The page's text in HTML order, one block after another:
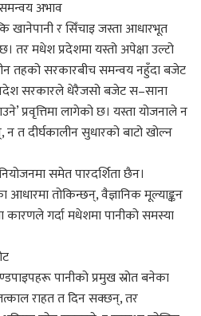
अभाव
खानेपानी र सिँचाइ जस्ता आधारभूत
तर मधेश प्रदेशमा यस्तो अपेक्षा उल्टो
तहको सरकारबीच समन्वय नहुँदा बजेट
सरकारले धेरैजसो बजेट स–साना
प्रवृत्तिमा लागेको छ। यस्ता योजनाले न
त दीर्घकालीन सुधारको बाटो खोल्न
समेत पारदर्शिता छैन।
तोकिन्छन्, वैज्ञानिक मूल्याङ्कन
कारणले गर्दा मधेशमा पानीको समस्या
पानीको प्रमुख स्रोत बनेका
राहत त दिन सक्छन्, तर